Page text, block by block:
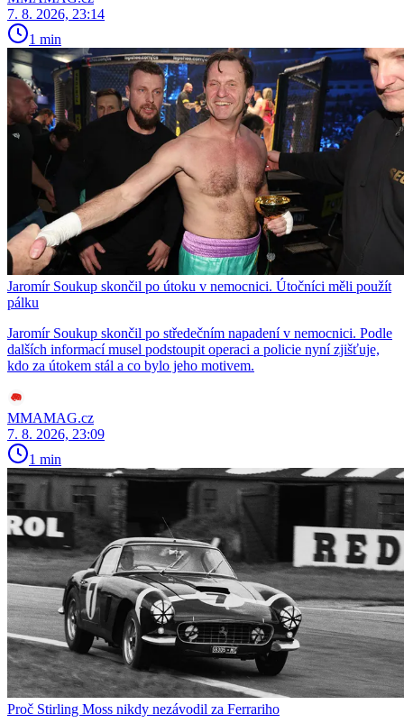
7. 8. 2026, 23:14
1 min
Jaromír Soukup skončil po útoku v nemocnici. Útočníci měli použít
pálku
Jaromír Soukup skončil po středečním napadení v nemocnici. Podle
dalších informací musel podstoupit operaci a policie nyní zjišťuje,
kdo za útokem stál a co bylo jeho motivem.
MMAMAG.cz
7. 8. 2026, 23:09
1 min
Proč Stirling Moss nikdy nezávodil za Ferrariho